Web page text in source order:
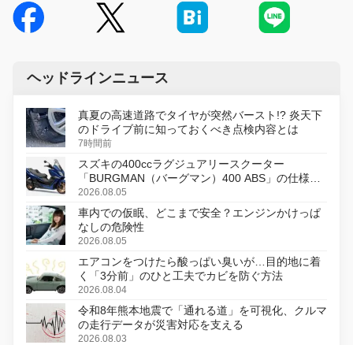
ヘッドラインニュース
真夏の高速道路でタイヤが突然バースト!? 炎天下
のドライブ前に知っておくべき点検内容とは
7時間前
スズキの400ccラグジュアリースクーター
「BURGMAN（バーグマン）400 ABS」の仕様を
変更し、8月18日に発売
2026.08.05
車内での仮眠、どこまで安全？エンジンかけっぱ
なしの危険性
2026.08.05
エアコンをつけたら酸っぱい臭いが…目的地に着
く「3分前」のひと工夫でカビを防ぐ方法
2026.08.04
令和8年熊本地震で「通れる道」を可視化、クルマ
の走行データが災害対応を支える
2026.08.03